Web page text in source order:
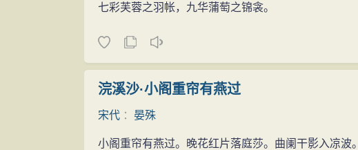
七彩芙蓉之羽帐，九华蒲萄之锦衾。
浣溪沙·小阁重帘有燕过
宋代 ： 晏殊
小阁重帘有燕过。晚花红片落庭莎。曲阑干影入凉波。